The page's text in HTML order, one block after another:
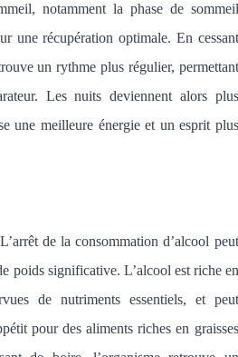
notamment la phase de sommeil
une récupération optimale. En cessant
un rythme plus régulier, permettant
Les nuits deviennent alors plus
une meilleure énergie et un esprit plus
L’arrêt de la consommation d’alcool peut
poids significative. L’alcool est riche en
de nutriments essentiels, et peut
pour des aliments riches en graisses